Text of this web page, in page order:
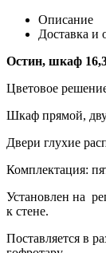
Описание
Доставка и
Остин, шкаф
Цветовое
Шкаф прямой,
Двери глухие
Комплектация:
Установлен на
к стене.
Поставляется в